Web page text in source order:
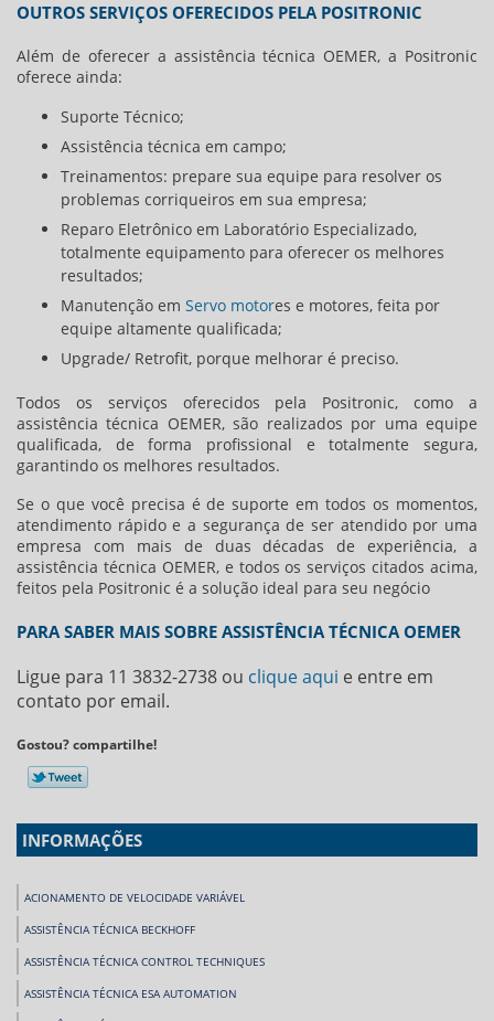
OUTROS SERVIÇOS OFERECIDOS PELA POSITRONIC
Além de oferecer a assistência técnica OEMER, a Positronic
oferece ainda:
Suporte Técnico;
Assistência técnica em campo;
Treinamentos: prepare sua equipe para resolver os
problemas corriqueiros em sua empresa;
Reparo Eletrônico em Laboratório Especializado,
totalmente equipamento para oferecer os melhores
resultados;
Manutenção em Servo motores e motores, feita por
equipe altamente qualificada;
Upgrade/ Retrofit, porque melhorar é preciso.
Todos os serviços oferecidos pela Positronic, como a
assistência técnica OEMER, são realizados por uma equipe
qualificada, de forma profissional e totalmente segura,
garantindo os melhores resultados.
Se o que você precisa é de suporte em todos os momentos,
atendimento rápido e a segurança de ser atendido por uma
empresa com mais de duas décadas de experiência, a
assistência técnica OEMER, e todos os serviços citados acima,
feitos pela Positronic é a solução ideal para seu negócio
PARA SABER MAIS SOBRE ASSISTÊNCIA TÉCNICA OEMER
Ligue para 11 3832-2738 ou clique aqui e entre em
contato por email.
Gostou? compartilhe!
INFORMAÇÕES
ACIONAMENTO DE VELOCIDADE VARIÁVEL
ASSISTÊNCIA TÉCNICA BECKHOFF
ASSISTÊNCIA TÉCNICA CONTROL TECHNIQUES
ASSISTÊNCIA TÉCNICA ESA AUTOMATION